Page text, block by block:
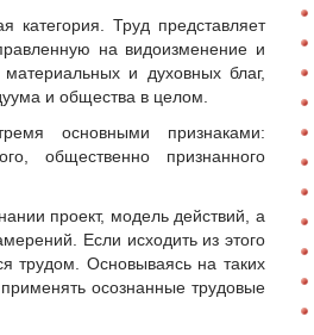
категория. Труд представляет
на видоизменение и
и духовных благ,
и общества в целом.
основными признаками:
общественно признанного
проект, модель действий, а
Если исходить из этого
трудом. Основываясь на таких
осознанные трудовые